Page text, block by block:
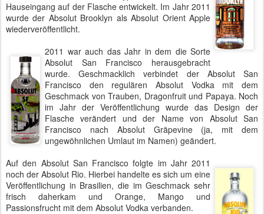
Hauseingang auf der Flasche entwickelt. Im Jahr 2011
wurde der Absolut Brooklyn als Absolut Orient Apple
wiederveröffentlicht.
2011 war auch das Jahr in dem die Sorte
Absolut San Francisco herausgebracht
wurde. Geschmacklich verbindet der Absolut San
Francisco den regulären Absolut Vodka mit dem
Geschmack von Trauben, Dragonfruit und Papaya. Noch
im Jahr der Veröffentlichung wurde das Design der
Flasche verändert und der Name von Absolut San
Francisco nach Absolut Gräpevine (ja, mit dem
ungewöhnlichen Umlaut im Namen) geändert.
Auf den Absolut San Francisco folgte im Jahr 2011
noch der Absolut Rio. Hierbei handelte es sich um eine
Veröffentlichung in Brasilien, die im Geschmack sehr
frisch daherkam und Orange, Mango und
Passionsfrucht mit dem Absolut Vodka verbanden.